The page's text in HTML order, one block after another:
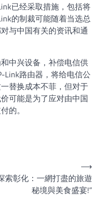
已经采取措施，包括将
的制裁可能随着当选总
与中国有关的资讯和通
中兴设备，补偿电信供
Link路由器，将给电信公
替换成本不菲，但对于
可能是为了应对由中国
的。
索彰化：一網打盡的旅遊
秘境與美食盛宴!”
⟶